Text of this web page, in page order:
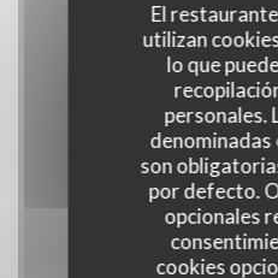
El
utilizan
lo que
personales.
denominadas
son
por defecto.
opcionales
cookies